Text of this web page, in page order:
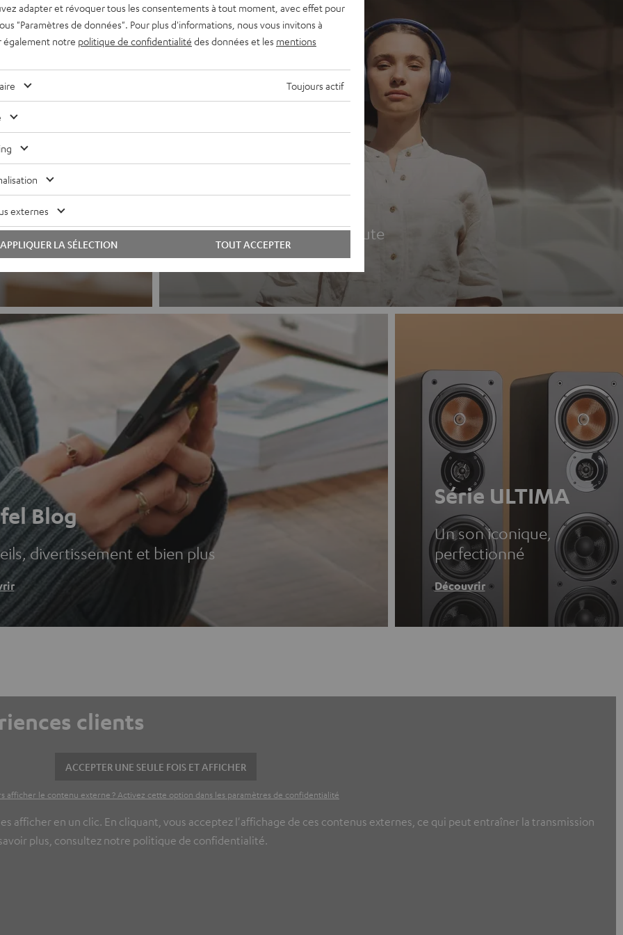
fi et systèmes
Casques audio
Le son Teufel pour la route
Blog
divertissement et bien plus
Série ULTIMA
Un son iconique,
perfectionné
Découvrir
clients
ACCEPTER UNE SEULE FOIS ET AFFICHER
afficher le contenu externe ? Activez cette option dans les paramètres de confidentialité
afficher en un clic. En cliquant, vous acceptez l'affichage de ces contenus externes, ce qui peut entraîner la transmission
plus, consultez notre politique de confidentialité.
adapter et révoquer tous les consentements à tout moment, avec effet pour
"Paramètres de données". Pour plus d'informations, nous vous invitons à
également notre politique de confidentialité des données et les mentions
Toujours actif
externes
TOUT ACCEPTER
APPLIQUER LA SÉLECTION